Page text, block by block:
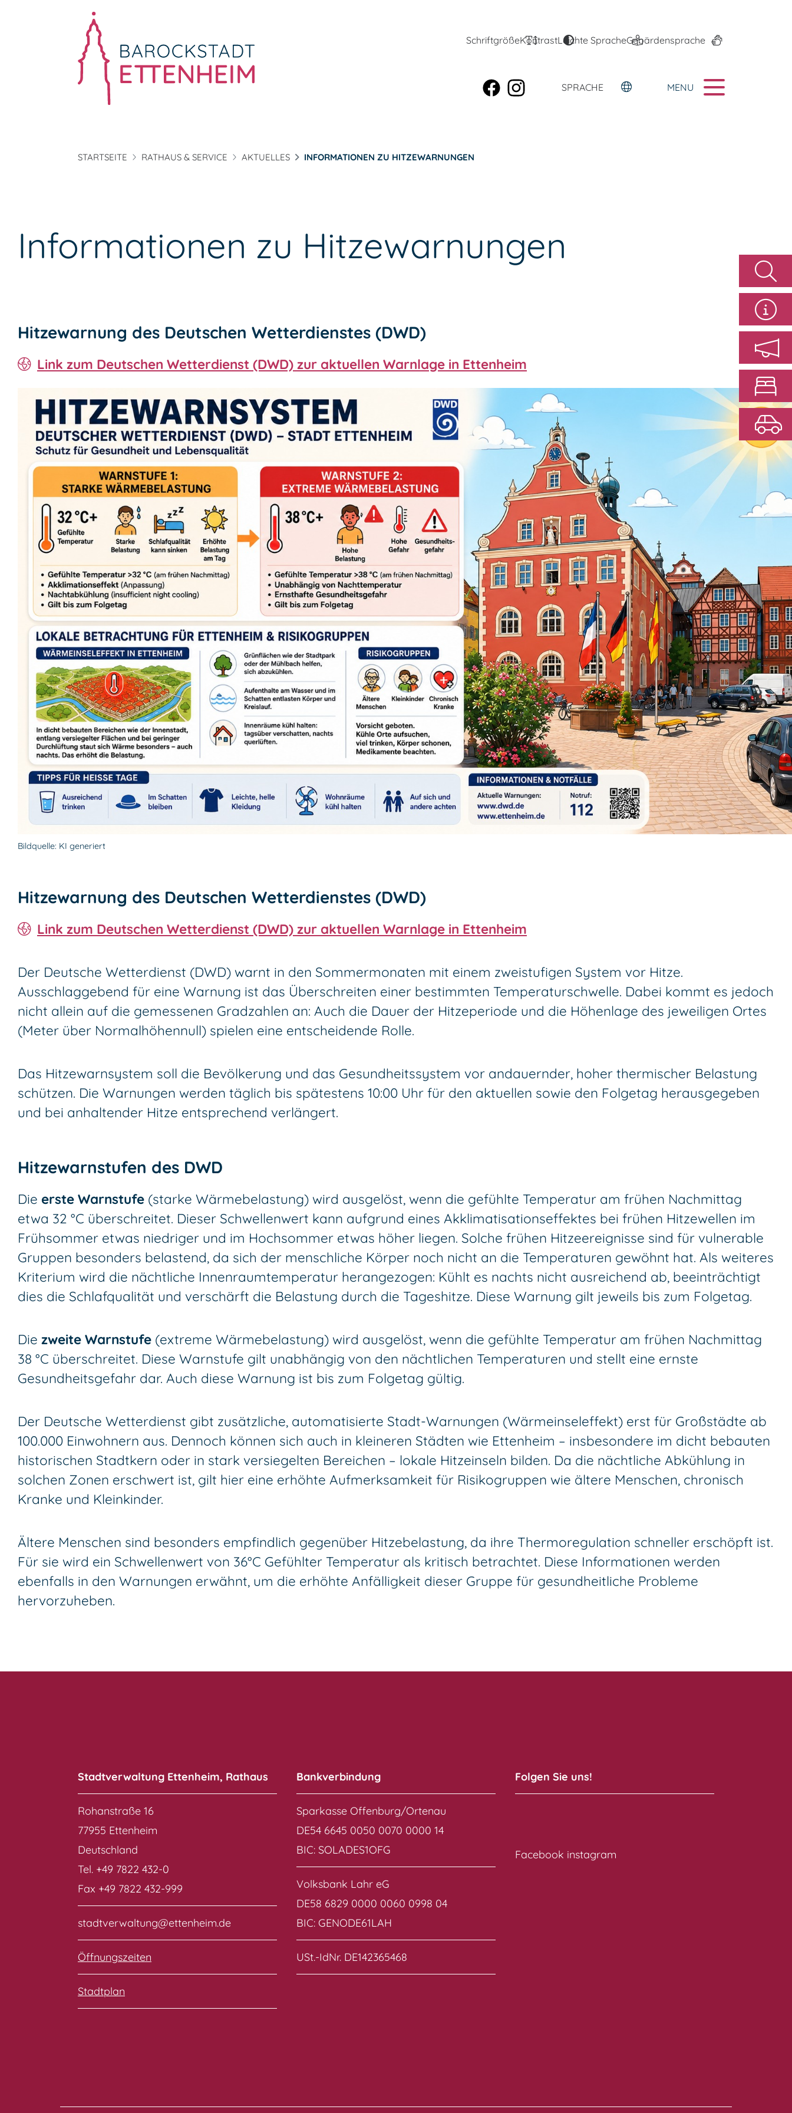
SchriftgrößeKontrastLeichte SpracheGebärdensprache
SPRACHE MENU
STARTSEITE RATHAUS & SERVICE AKTUELLES INFORMATIONEN ZU HITZEWARNUNGEN
Informationen zu Hitzewarnungen
Hitzewarnung des Deutschen Wetterdienstes (DWD)
Link zum Deutschen Wetterdienst (DWD) zur aktuellen Warnlage in Ettenheim
Bildquelle: KI generiert
Hitzewarnung des Deutschen Wetterdienstes (DWD)
Link zum Deutschen Wetterdienst (DWD) zur aktuellen Warnlage in Ettenheim
Der Deutsche Wetterdienst (DWD) warnt in den Sommermonaten mit einem zweistufigen System vor Hitze.
Ausschlaggebend für eine Warnung ist das Überschreiten einer bestimmten Temperaturschwelle. Dabei kommt es jedoch
nicht allein auf die gemessenen Gradzahlen an: Auch die Dauer der Hitzeperiode und die Höhenlage des jeweiligen Ortes
(Meter über Normalhöhennull) spielen eine entscheidende Rolle.
Das Hitzewarnsystem soll die Bevölkerung und das Gesundheitssystem vor andauernder, hoher thermischer Belastung
schützen. Die Warnungen werden täglich bis spätestens 10:00 Uhr für den aktuellen sowie den Folgetag herausgegeben
und bei anhaltender Hitze entsprechend verlängert.
Hitzewarnstufen des DWD
Die erste Warnstufe (starke Wärmebelastung) wird ausgelöst, wenn die gefühlte Temperatur am frühen Nachmittag
etwa 32 °C überschreitet. Dieser Schwellenwert kann aufgrund eines Akklimatisationseffektes bei frühen Hitzewellen im
Frühsommer etwas niedriger und im Hochsommer etwas höher liegen. Solche frühen Hitzeereignisse sind für vulnerable
Gruppen besonders belastend, da sich der menschliche Körper noch nicht an die Temperaturen gewöhnt hat. Als weiteres
Kriterium wird die nächtliche Innenraumtemperatur herangezogen: Kühlt es nachts nicht ausreichend ab, beeinträchtigt
dies die Schlafqualität und verschärft die Belastung durch die Tageshitze. Diese Warnung gilt jeweils bis zum Folgetag.
Die zweite Warnstufe (extreme Wärmebelastung) wird ausgelöst, wenn die gefühlte Temperatur am frühen Nachmittag
38 °C überschreitet. Diese Warnstufe gilt unabhängig von den nächtlichen Temperaturen und stellt eine ernste
Gesundheitsgefahr dar. Auch diese Warnung ist bis zum Folgetag gültig.
Der Deutsche Wetterdienst gibt zusätzliche, automatisierte Stadt-Warnungen (Wärmeinseleffekt) erst für Großstädte ab
100.000 Einwohnern aus. Dennoch können sich auch in kleineren Städten wie Ettenheim – insbesondere im dicht bebauten
historischen Stadtkern oder in stark versiegelten Bereichen – lokale Hitzeinseln bilden. Da die nächtliche Abkühlung in
solchen Zonen erschwert ist, gilt hier eine erhöhte Aufmerksamkeit für Risikogruppen wie ältere Menschen, chronisch
Kranke und Kleinkinder.
Ältere Menschen sind besonders empfindlich gegenüber Hitzebelastung, da ihre Thermoregulation schneller erschöpft ist.
Für sie wird ein Schwellenwert von 36°C Gefühlter Temperatur als kritisch betrachtet. Diese Informationen werden
ebenfalls in den Warnungen erwähnt, um die erhöhte Anfälligkeit dieser Gruppe für gesundheitliche Probleme
hervorzuheben.
Stadtverwaltung Ettenheim, Rathaus
Rohanstraße 16
77955 Ettenheim
Deutschland
Tel. +49 7822 432-0
Fax +49 7822 432-999
stadtverwaltung@ettenheim.de
Öffnungszeiten
Stadtplan
Bankverbindung
Sparkasse Offenburg/Ortenau
DE54 6645 0050 0070 0000 14
BIC: SOLADES1OFG
Volksbank Lahr eG
DE58 6829 0000 0060 0998 04
BIC: GENODE61LAH
USt.-IdNr. DE142365468
Folgen Sie uns!
Facebook instagram